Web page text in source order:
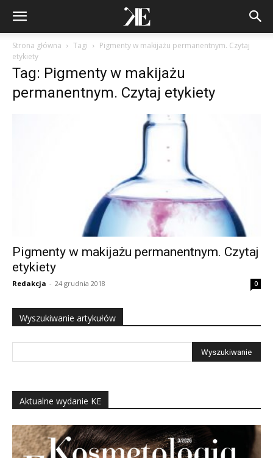
Strona główna Tagi
Pigmenty w makijażu permanentnym. Czytaj
etykiety
Tag: Pigmenty w makijażu
permanentnym. Czytaj etykiety
Pigmenty w makijażu permanentnym. Czytaj
etykiety
Redakcja - 24 grudnia 2018 0
Wyszukiwanie artykułów
Aktualne wydanie KE